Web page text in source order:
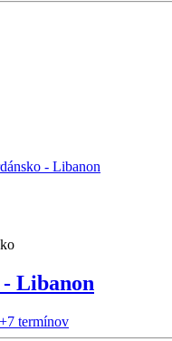
Libanon
+7 termínov